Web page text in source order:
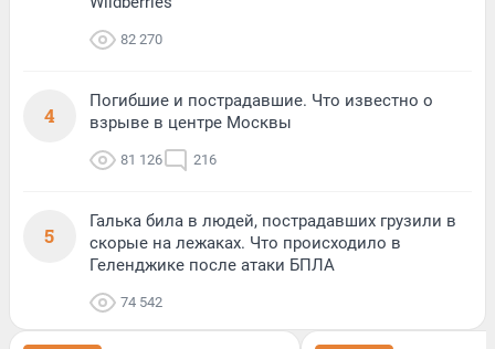
82 270
4
Погибшие и пострадавшие. Что известно о
взрыве в центре Москвы
81 126 216
5
Галька била в людей, пострадавших грузили в
скорые на лежаках. Что происходило в
Геленджике после атаки БПЛА
74 542